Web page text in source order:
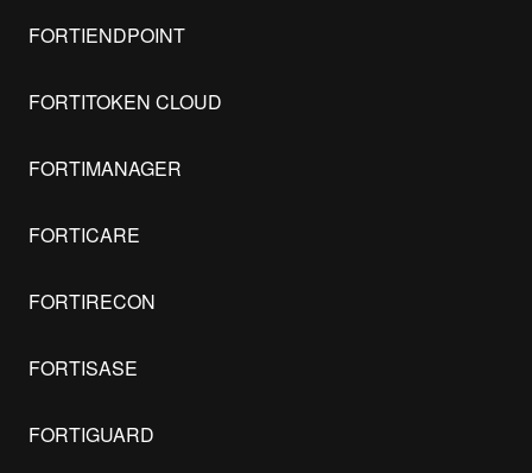
FORTIENDPOINT
FORTITOKEN CLOUD
FORTIMANAGER
FORTICARE
FORTIRECON
FORTISASE
FORTIGUARD